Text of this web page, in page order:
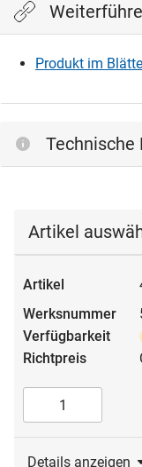
Produkt im
Technische
Artikel
Details anzeigen